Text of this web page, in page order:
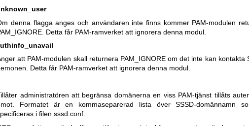
denna flagga anges och användaren inte finns kommer PAM-modulen
Detta får PAM-ramverket att ignorera denna modul.
att PAM-modulen skall returnera PAM_IGNORE om det inte kan kontakta
Detta får PAM-ramverket att ignorera denna modul.
administratören att begränsa domänerna en viss PAM-tjänst tillåts
Formatet är en kommaseparerad lista över SSSD-domännamn
i filen sssd.conf.